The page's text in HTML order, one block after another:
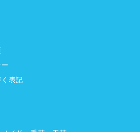
表記